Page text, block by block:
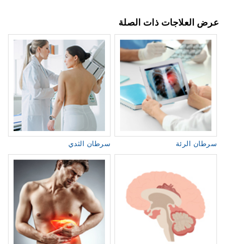
عرض العلاجات ذات الصلة
سرطان الثدي سرطان الرئة